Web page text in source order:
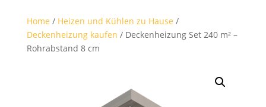
Home / Heizen und Kühlen zu Hause /
Deckenheizung kaufen / Deckenheizung Set 240 m² –
Rohrabstand 8 cm